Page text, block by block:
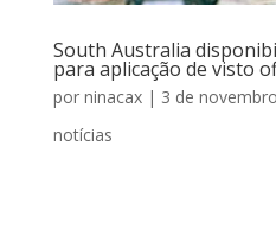
South Australia
para aplicação de visto
por ninacax| 3 de
notícias